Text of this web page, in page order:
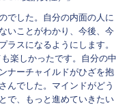
でした。自分の内面の人に
いことがわかり、今後、今
ラスになるようにします。
楽しかったです。自分の中
ナーチャイルドがひざを抱
んでした。マインドがどう
で、もっと進めていきたい